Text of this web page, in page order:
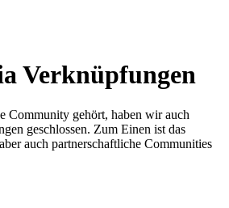
Verknüpfungen
Community gehört, haben wir auch
geschlossen. Zum Einen ist das
auch partnerschaftliche Communities